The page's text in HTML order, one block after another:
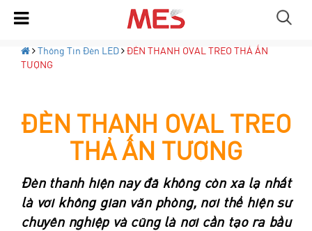
Thông Tin Đèn LED
ĐÈN THANH OVAL TREO THẢ ẤN
TƯỢNG
ĐÈN THANH OVAL TREO
THẢ ẤN TƯỢNG
Đèn thanh hiện nay đã không còn xa lạ nhất
là với không gian văn phòng, nơi thể hiện sự
chuyên nghiệp và cũng là nơi cần tạo ra bầu